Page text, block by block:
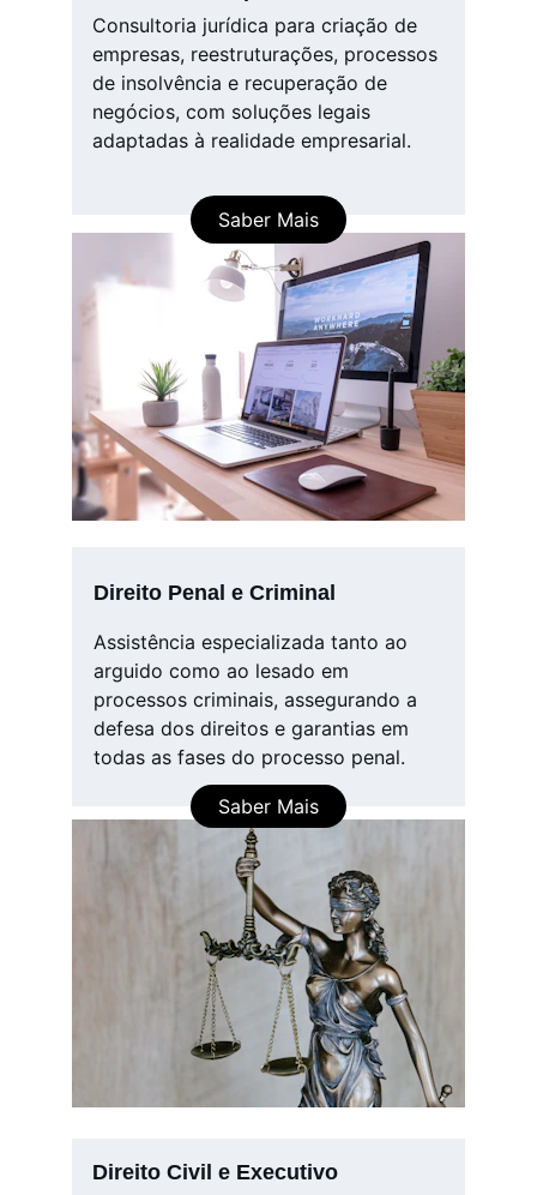
Direito Penal e Criminal
Assistência especializada tanto ao
arguido como ao lesado em
processos criminais, assegurando a
defesa dos direitos e garantias em
todas as fases do processo penal.
Consultoria jurídica para criação de
empresas, reestruturações, processos
de insolvência e recuperação de
negócios, com soluções legais
adaptadas à realidade empresarial.
Saber Mais
Saber Mais
Direito Civil e Executivo